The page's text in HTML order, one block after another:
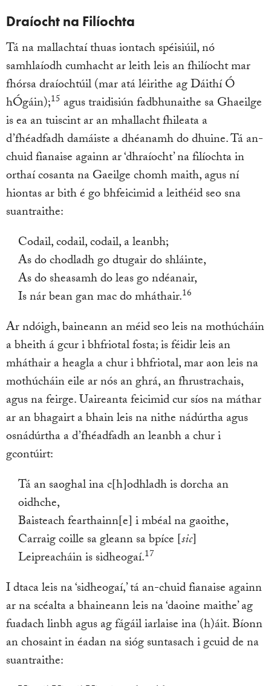
Draíocht na Filíochta
Tá na mallachtaí thuas iontach spéisiúil, nó
samhlaíodh cumhacht ar leith leis an fhilíocht mar
fhórsa draíochtúil (mar atá léirithe ag Dáithí Ó
hÓgáin);15 agus traidisiún fadbhunaithe sa Ghaeilge
is ea an tuiscint ar an mhallacht fhileata a
d’fhéadfadh damáiste a dhéanamh do dhuine. Tá an-
chuid fianaise againn ar ‘dhraíocht’ na filíochta in
orthaí cosanta na Gaeilge chomh maith, agus ní
hiontas ar bith é go bhfeicimid a leithéid seo sna
suantraithe:
Codail, codail, codail, a leanbh;
As do chodladh go dtugair do shláinte,
As do sheasamh do leas go ndéanair,
Is nár bean gan mac do mháthair.16
Ar ndóigh, baineann an méid seo leis na mothúcháin
a bheith á gcur i bhfriotal fosta; is féidir leis an
mháthair a heagla a chur i bhfriotal, mar aon leis na
mothúcháin eile ar nós an ghrá, an fhrustrachais,
agus na feirge. Uaireanta feicimid cur síos na máthar
ar an bhagairt a bhain leis na nithe nádúrtha agus
osnádúrtha a d’fhéadfadh an leanbh a chur i
gcontúirt:
Tá an saoghal ina c[h]odhladh is dorcha an
oidhche,
Baisteach fearthainn[e] i mbéal na gaoithe,
Carraig coille sa gleann sa bpíce [sic]
Leipreacháin is sidheogaí.17
I dtaca leis na ‘sidheogaí,’ tá an-chuid fianaise againn
ar na scéalta a bhaineann leis na ‘daoine maithe’ ag
fuadach linbh agus ag fágáil iarlaise ina (h)áit. Bíonn
an chosaint in éadan na sióg suntasach i gcuid de na
suantraithe: